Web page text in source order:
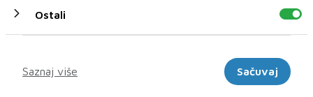
Ostali
Saznaj više
Sačuvaj